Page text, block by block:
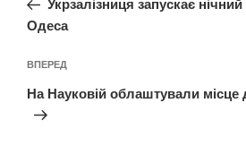
Одеса
Наступний
запис
ВПЕРЕД
На Науковій облаштували місце